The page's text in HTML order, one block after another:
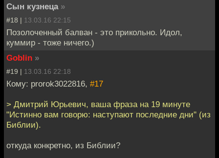
Сын кузнеца »
#18 | 13.03.16 22:15
Позолоченный балван - это прикольно. Идол,
куммир - тоже ничего.)
Goblin »
#19 | 13.03.16 22:18
Кому: prorok3022816, #17
> Дмитрий Юрьевич, ваша фраза на 19 минуте
"Истинно вам говорю: наступают последние дни" (из
Библии).
откуда конкретно, из Библии?